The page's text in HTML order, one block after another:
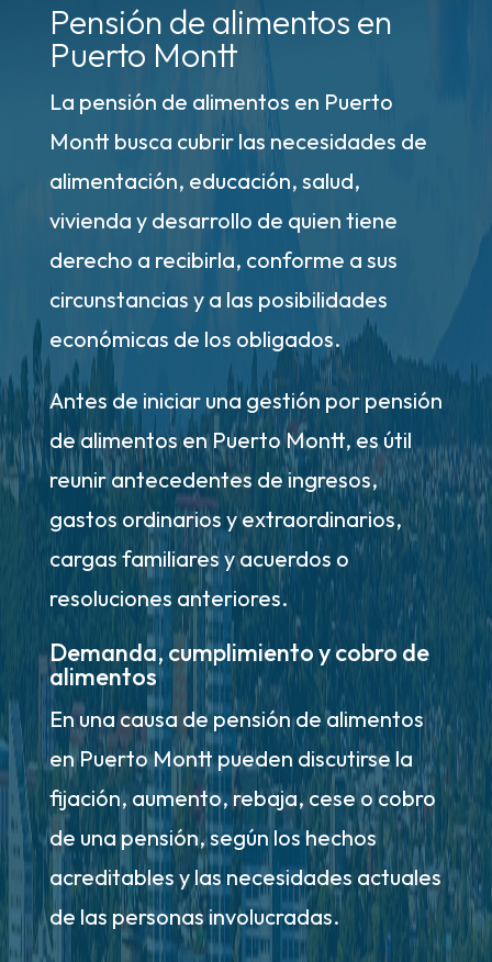
Pensión de alimentos en
Puerto Montt
La pensión de alimentos en Puerto
Montt busca cubrir las necesidades de
alimentación, educación, salud,
vivienda y desarrollo de quien tiene
derecho a recibirla, conforme a sus
circunstancias y a las posibilidades
económicas de los obligados.
Antes de iniciar una gestión por pensión
de alimentos en Puerto Montt, es útil
reunir antecedentes de ingresos,
gastos ordinarios y extraordinarios,
cargas familiares y acuerdos o
resoluciones anteriores.
Demanda, cumplimiento y cobro de
alimentos
En una causa de pensión de alimentos
en Puerto Montt pueden discutirse la
fijación, aumento, rebaja, cese o cobro
de una pensión, según los hechos
acreditables y las necesidades actuales
de las personas involucradas.